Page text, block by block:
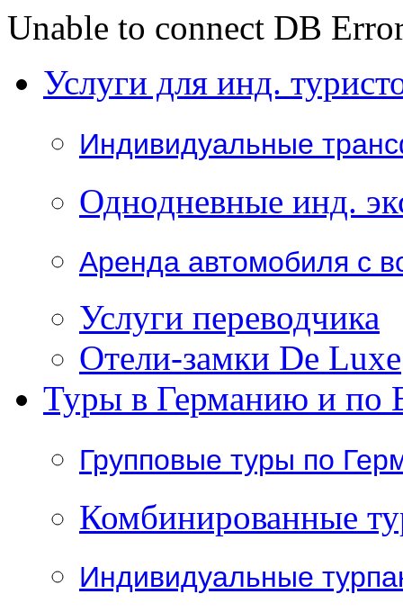
Unable to connect DB
Услуги для инд.
Индивидуальные
Однодневные инд.
Аренда автомобиля с
Услуги переводчика
Отели-замки De Luxe
Туры в Германию и по
Групповые туры по
Комбинированные
Индивидуальные